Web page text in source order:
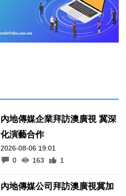
內地傳媒企業拜訪澳廣視 冀深
化演藝合作
2026-08-06 19:01
0
163 1
內地傳媒公司拜訪澳廣視冀加